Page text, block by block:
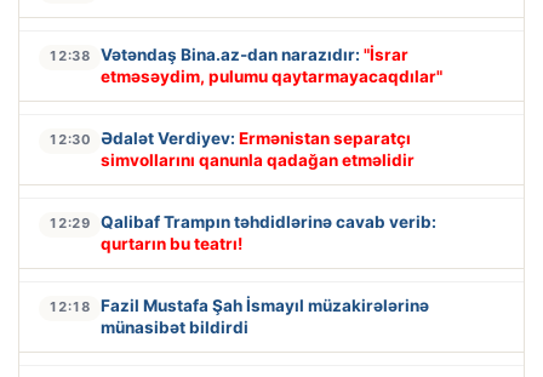
12:38 Vətəndaş Bina.az-dan narazıdır: "İsrar
etməsəydim, pulumu qaytarmayacaqdılar"
12:30 Ədalət Verdiyev: Ermənistan separatçı
simvollarını qanunla qadağan etməlidir
12:29
Qalibaf Trampın təhdidlərinə cavab verib:
qurtarın bu teatrı!
12:18
Fazil Mustafa Şah İsmayıl müzakirələrinə
münasibət bildirdi